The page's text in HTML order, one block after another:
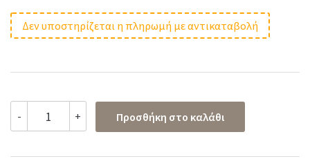
price
76,00 €.
price
59,00 €.
Δεν υποστηρίζεται η πληρωμή με αντικαταβολή
-
Κρεμανταλάς
No
+ Προσθήκη στο καλάθι